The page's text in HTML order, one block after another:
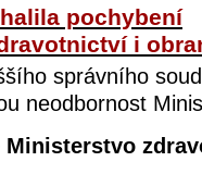
pochybení
i
správního
neodbornost
Ministerstvo